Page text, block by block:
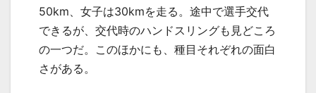
50km、女子は30kmを走る。途中で選手交代
できるが、交代時のハンドスリングも見どころ
の一つだ。このほかにも、種目それぞれの面白
さがある。